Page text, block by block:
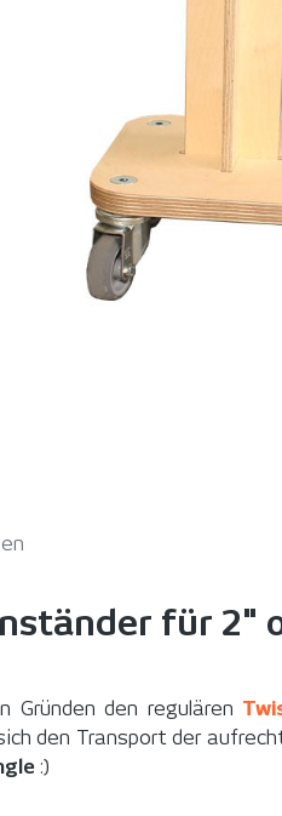
für 2"
Gründen den regulären
den Transport der
:)